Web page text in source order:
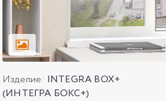
Изделие: INTEGRA BOX+
(ИНТЕГРА БОКС+)